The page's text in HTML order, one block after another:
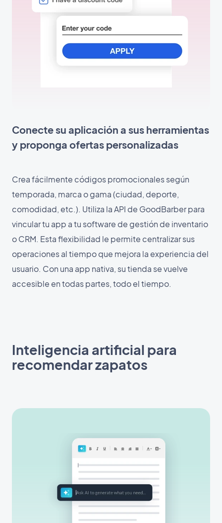
Conecte su aplicación a sus herramientas
y proponga ofertas personalizadas
Crea fácilmente códigos promocionales según
temporada, marca o gama (ciudad, deporte,
comodidad, etc.). Utiliza la API de GoodBarber para
vincular tu app a tu software de gestión de inventario
o CRM. Esta flexibilidad le permite centralizar sus
operaciones al tiempo que mejora la experiencia del
usuario. Con una app nativa, su tienda se vuelve
accesible en todas partes, todo el tiempo.
Inteligencia artificial para
recomendar zapatos